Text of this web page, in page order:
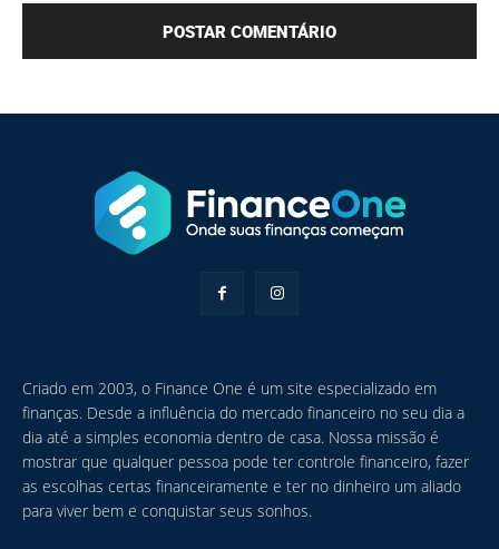
Criado em 2003, o Finance One é um site especializado em
finanças. Desde a influência do mercado financeiro no seu dia a
dia até a simples economia dentro de casa. Nossa missão é
mostrar que qualquer pessoa pode ter controle financeiro, fazer
as escolhas certas financeiramente e ter no dinheiro um aliado
para viver bem e conquistar seus sonhos.